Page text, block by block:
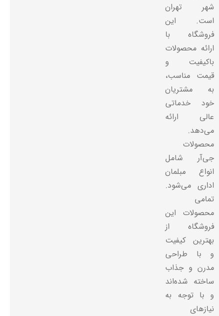
شهر تهران
است. این
فروشگاه با
ارائه محصولات
باکیفیت و
قیمت مناسب،
به مشتریان
خود خدماتی
عالی ارائه
می‌دهد.
محصولات
جی‌آر شامل
انواع مبلمان
اداری می‌شود.
تمامی
محصولات این
فروشگاه از
بهترین کیفیت
و با طراحی
مدرن و جذاب
ساخته شده‌اند
و با توجه به
نیازهای